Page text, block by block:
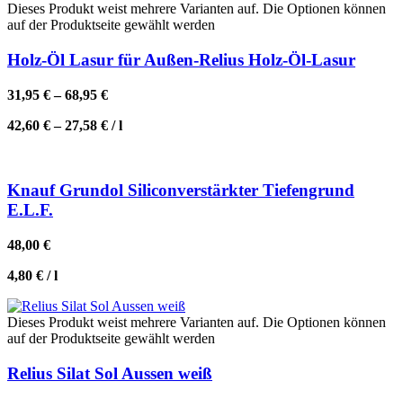
Dieses Produkt weist mehrere Varianten auf. Die Optionen können
auf der Produktseite gewählt werden
Holz-Öl Lasur für Außen-Relius Holz-Öl-Lasur
31,95 €–68,95 €
42,60 €–27,58 € /l
Knauf Grundol Siliconverstärkter Tiefengrund
E.L.F.
48,00 €
4,80 € /l
Dieses Produkt weist mehrere Varianten auf. Die Optionen können
auf der Produktseite gewählt werden
Relius Silat Sol Aussen weiß